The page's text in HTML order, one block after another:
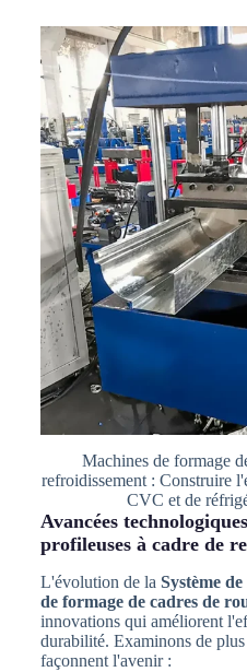
Machines de formage
refroidissement : Construire
CVC et de
Avancées
profileuses à cadre de
L'évolution de la Système
de formage de cadres de
innovations qui améliorent
durabilité. Examinons de
façonnent l'avenir :